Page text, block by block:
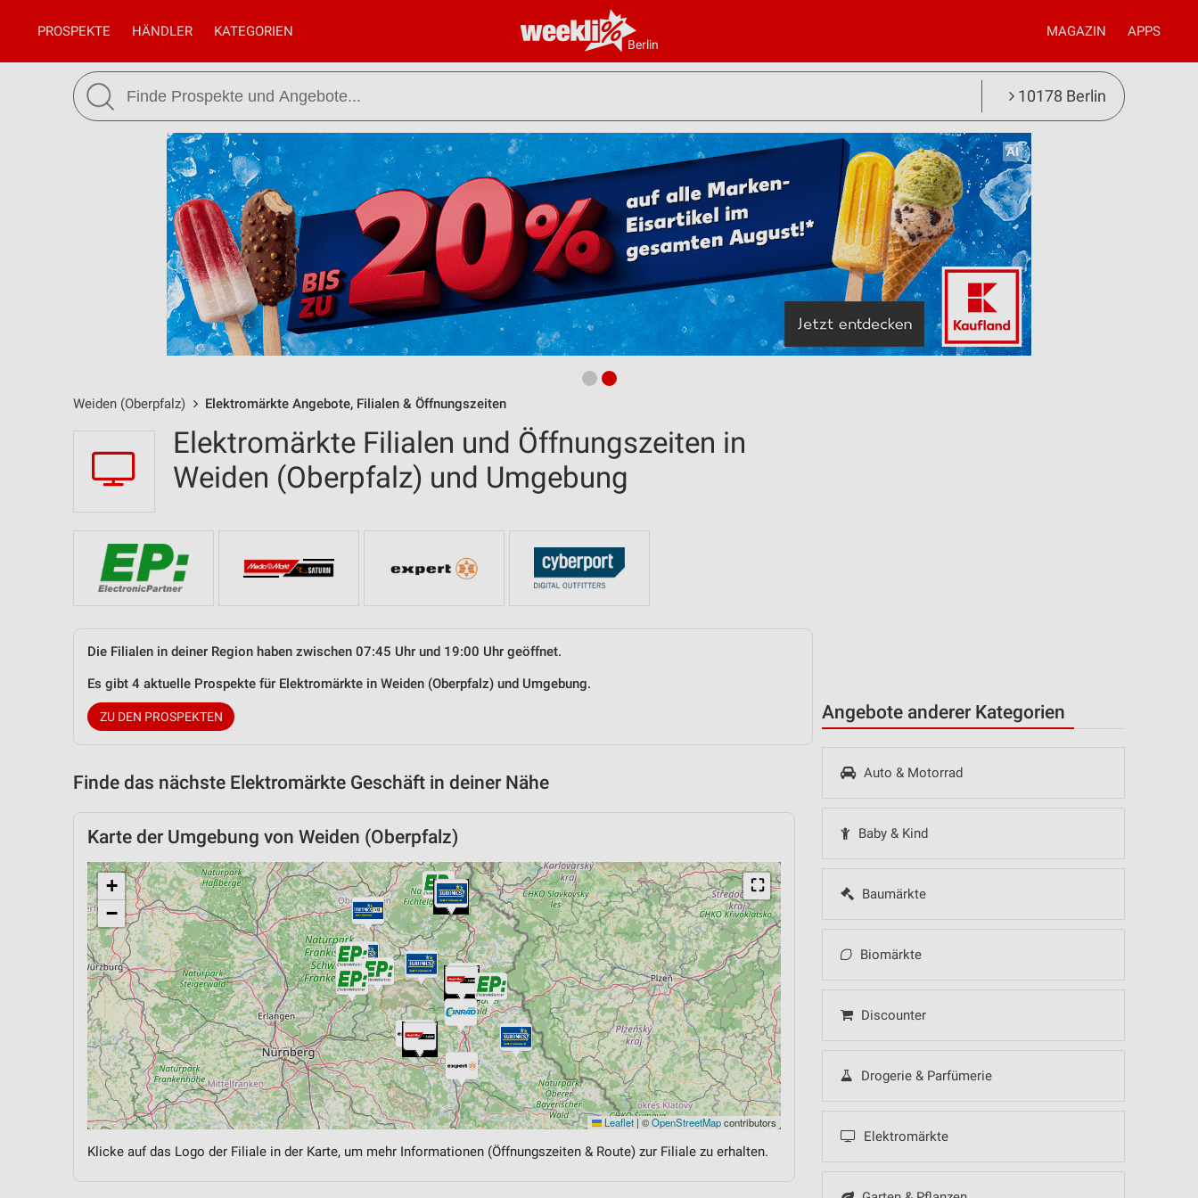
Berlin
PROSPEKTE HÄNDLER KATEGORIEN MAGAZIN APPS
10178 Berlin
Weiden (Oberpfalz) Elektromärkte Angebote, Filialen & Öffnungszeiten
Angebote anderer Kategorien
Auto & Motorrad
Baby & Kind
Baumärkte
Biomärkte
Discounter
Drogerie & Parfümerie
Elektromärkte
Elektromärkte Filialen und Öffnungszeiten in
Weiden (Oberpfalz) und Umgebung
Die Filialen in deiner Region haben zwischen 07:45 Uhr und 19:00 Uhr geöffnet.
Es gibt 4 aktuelle Prospekte für Elektromärkte in Weiden (Oberpfalz) und Umgebung.
ZU DEN PROSPEKTEN
Finde das nächste Elektromärkte Geschäft in deiner Nähe
Karte der Umgebung von Weiden (Oberpfalz)
⛶
+
−
Leaflet|©OpenStreetMapcontributors
Klicke auf das Logo der Filiale in der Karte, um mehr Informationen (Öffnungszeiten & Route) zur Filiale zu erhalten.